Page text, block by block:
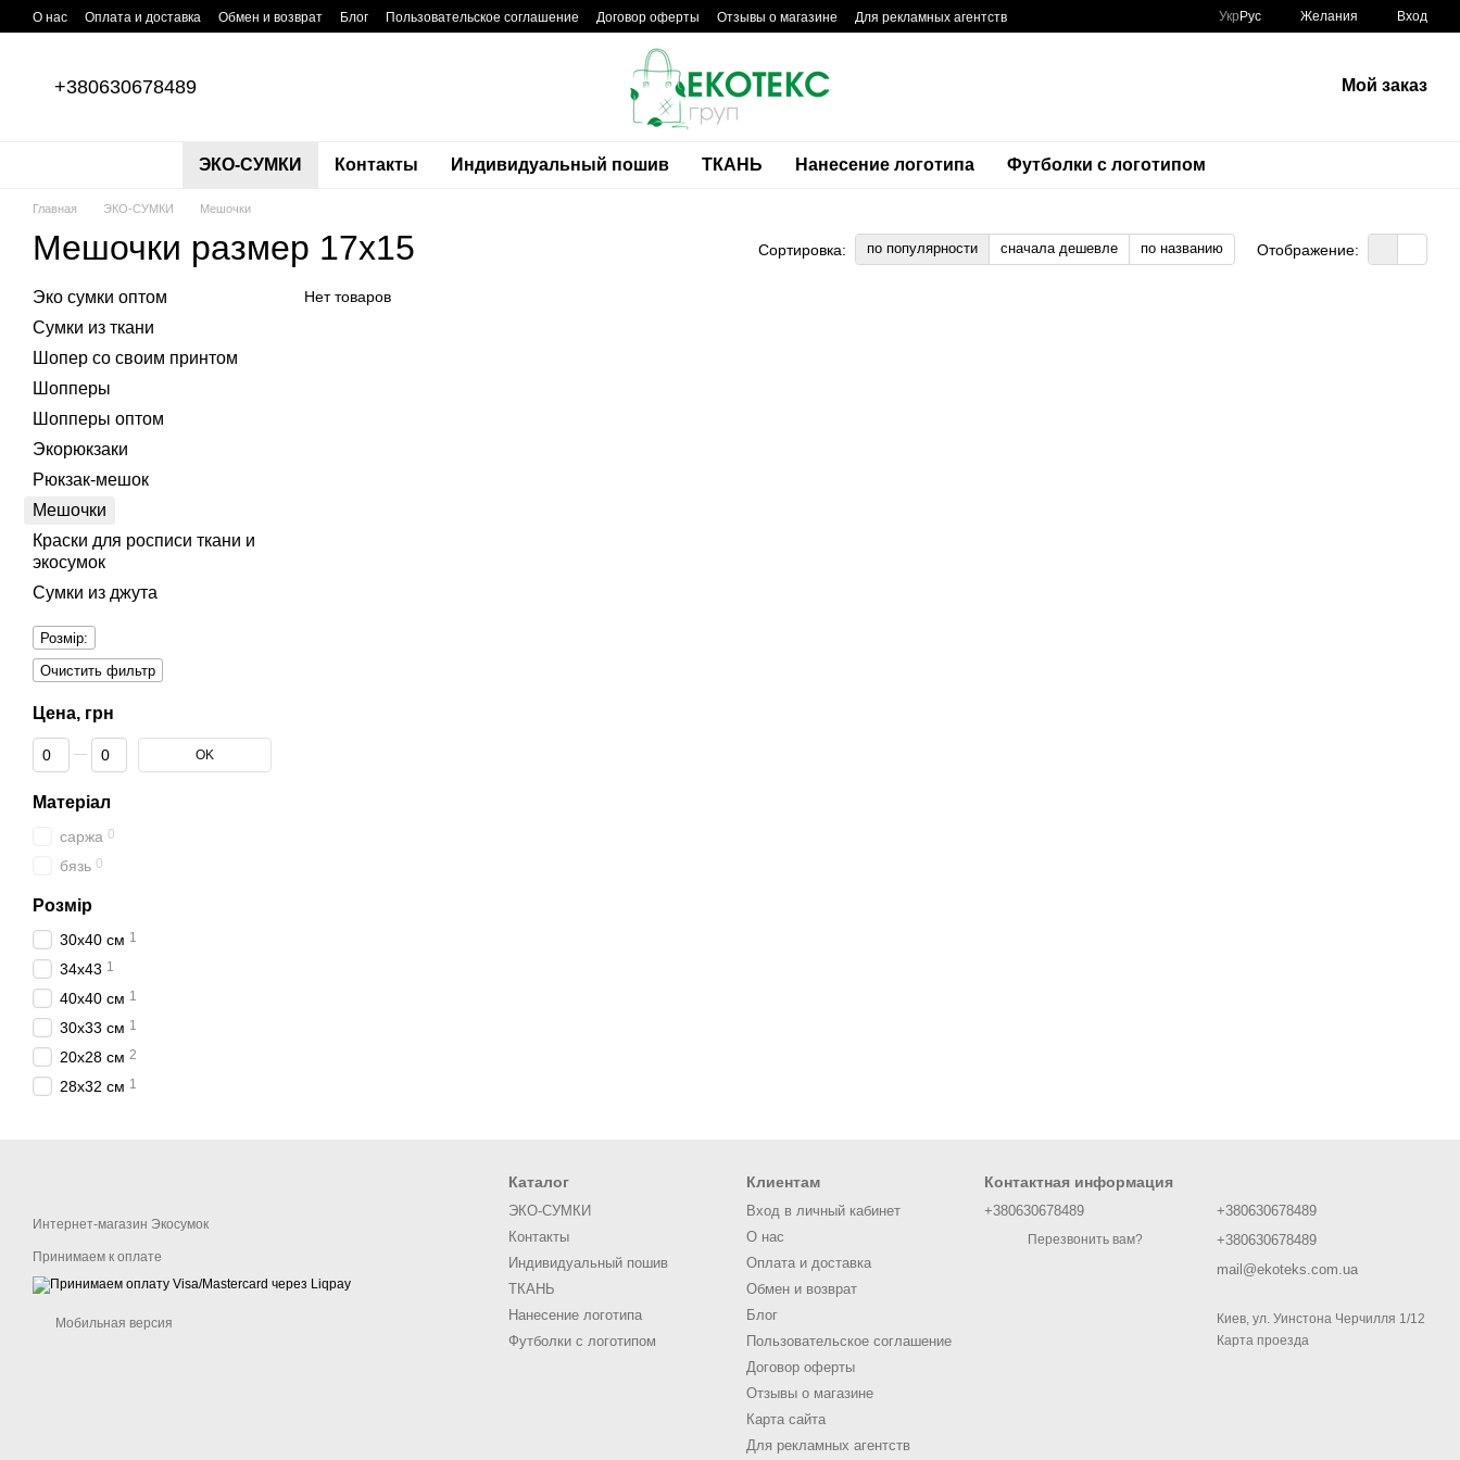
Перейти к основному контенту
О нас Оплата и доставка Обмен и возврат Блог Пользовательское соглашение Договор оферты Отзывы о магазине Для рекламных агентств Укр Рус Желания Вход
+380630678489 Мой заказ
ЭКО-СУМКИ Контакты Индивидуальный пошив ТКАНЬ Нанесение логотипа Футболки с логотипом
Главная ЭКО-СУМКИ Мешочки
Мешочки размер 17х15 Сортировка: по популярности сначала дешевле по названию Отображение:
Нет товаров
Эко сумки оптом
Сумки из ткани
Шопер со своим принтом
Шопперы
Шопперы оптом
Экорюкзаки
Рюкзак-мешок
Мешочки
Краски для росписи ткани и
экосумок
Сумки из джута
Розмір:
Очистить фильтр
Цена, грн
От Цена, грн
До Цена, грн OK
Матеріал
саржа 0
бязь 0
Розмір
30х40 см 1
34х43 1
40х40 см 1
30х33 см 1
20х28 см 2
28х32 см 1
Интернет-магазин Экосумок
Принимаем к оплате
Мобильная версия
Каталог
ЭКО-СУМКИ
Контакты
Индивидуальный пошив
ТКАНЬ
Нанесение логотипа
Футболки с логотипом
Клиентам
Вход в личный кабинет
О нас
Оплата и доставка
Обмен и возврат
Блог
Пользовательское соглашение
Договор оферты
Отзывы о магазине
Карта сайта
Для рекламных агентств
Контактная информация
+380630678489
Перезвонить вам?
+380630678489
+380630678489
mail@ekoteks.com.ua
Киев, ул. Уинстона Черчилля 1/12
Карта проезда